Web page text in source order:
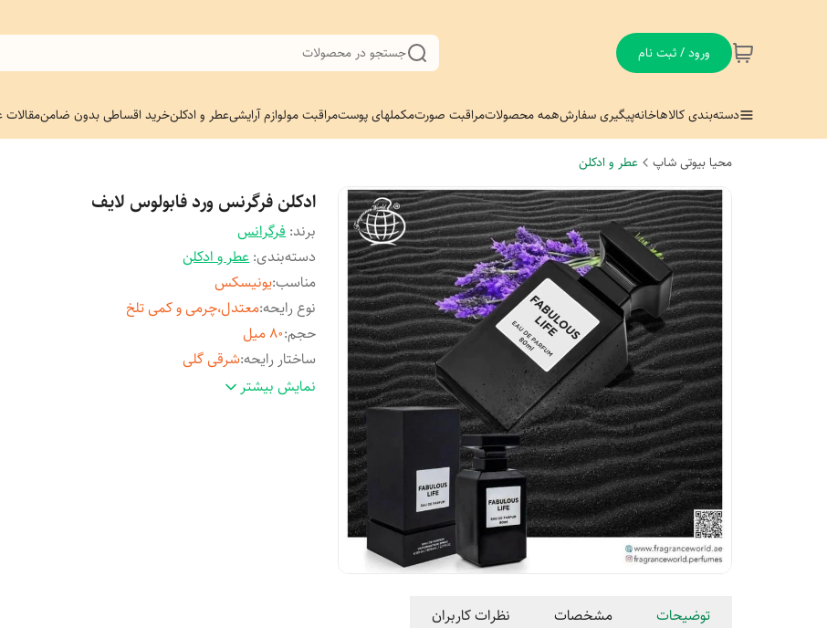
ورود / ثبت نام جستجو در محصولات
دسته‌بندی کالاهاخانهپیگیری سفارشهمه محصولاتمراقبت صورتمکملهای پوستمراقبت مولوازم آرایشیعطر و ادکلنخرید اقساطی بدون ضامنمقالات
محیا بیوتی شاپ عطر و ادکلن
ادکلن فرگرنس ورد فابولوس لایف
برند:فرگرانس
دسته‌بندی:عطر و ادکلن
مناسب:یونیسکس
نوع رایحه:معتدل،چرمی و کمی تلخ
حجم:80 میل
ساختار رایحه:شرقی گلی
اصالت کالا:اصلنمایش بیشتر
توضیحات مشخصات نظرات کاربران